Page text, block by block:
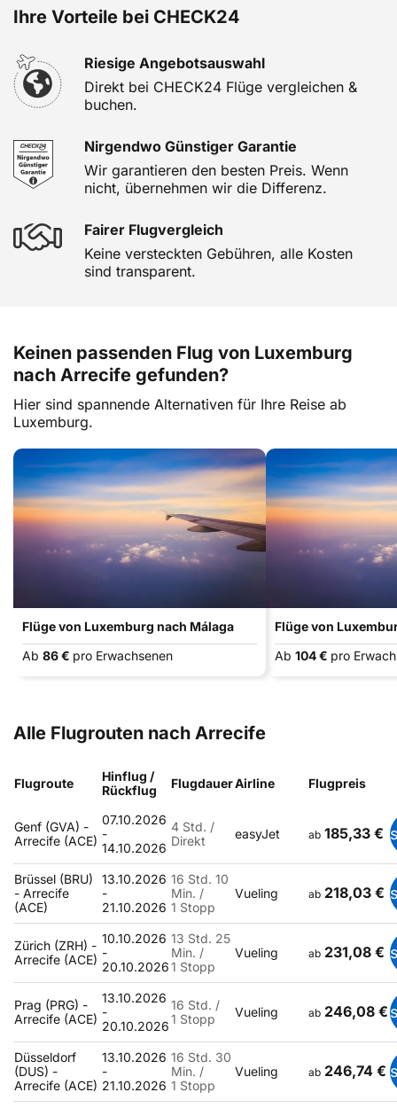
Ihre Vorteile bei CHECK24
Riesige Angebotsauswahl
Direkt bei CHECK24 Flüge vergleichen &
buchen.
Nirgendwo Günstiger Garantie
Wir garantieren den besten Preis. Wenn
nicht, übernehmen wir die Differenz.
Fairer Flugvergleich
Keine versteckten Gebühren, alle Kosten
sind transparent.
Keinen passenden Flug von Luxemburg
nach Arrecife gefunden?
Hier sind spannende Alternativen für Ihre Reise ab
Luxemburg.
Flüge von Luxemburg nach Málaga
Ab 86 € pro Erwachsenen
Flüge von
Ab 104 € pro
Alle Flugrouten nach Arrecife
Flugroute
Hinflug /
Rückflug
FlugdauerAirline Flugpreis
Genf (GVA) -
Arrecife (ACE)
07.10.2026
-
14.10.2026
4 Std. /
Direkt
easyJet ab 185,33 €
Brüssel (BRU)
- Arrecife
(ACE)
13.10.2026
-
21.10.2026
16 Std. 10
Min. /
1 Stopp
Vueling ab 218,03 €
Zürich (ZRH) -
Arrecife (ACE)
10.10.2026
-
20.10.2026
13 Std. 25
Min. /
1 Stopp
Vueling ab 231,08 €
Prag (PRG) -
Arrecife (ACE)
13.10.2026
-
20.10.2026
16 Std. /
1 Stopp
Vueling ab 246,08 €
Düsseldorf
(DUS) -
Arrecife (ACE)
13.10.2026
-
21.10.2026
16 Std. 30
Min. /
1 Stopp
Vueling ab 246,74 €